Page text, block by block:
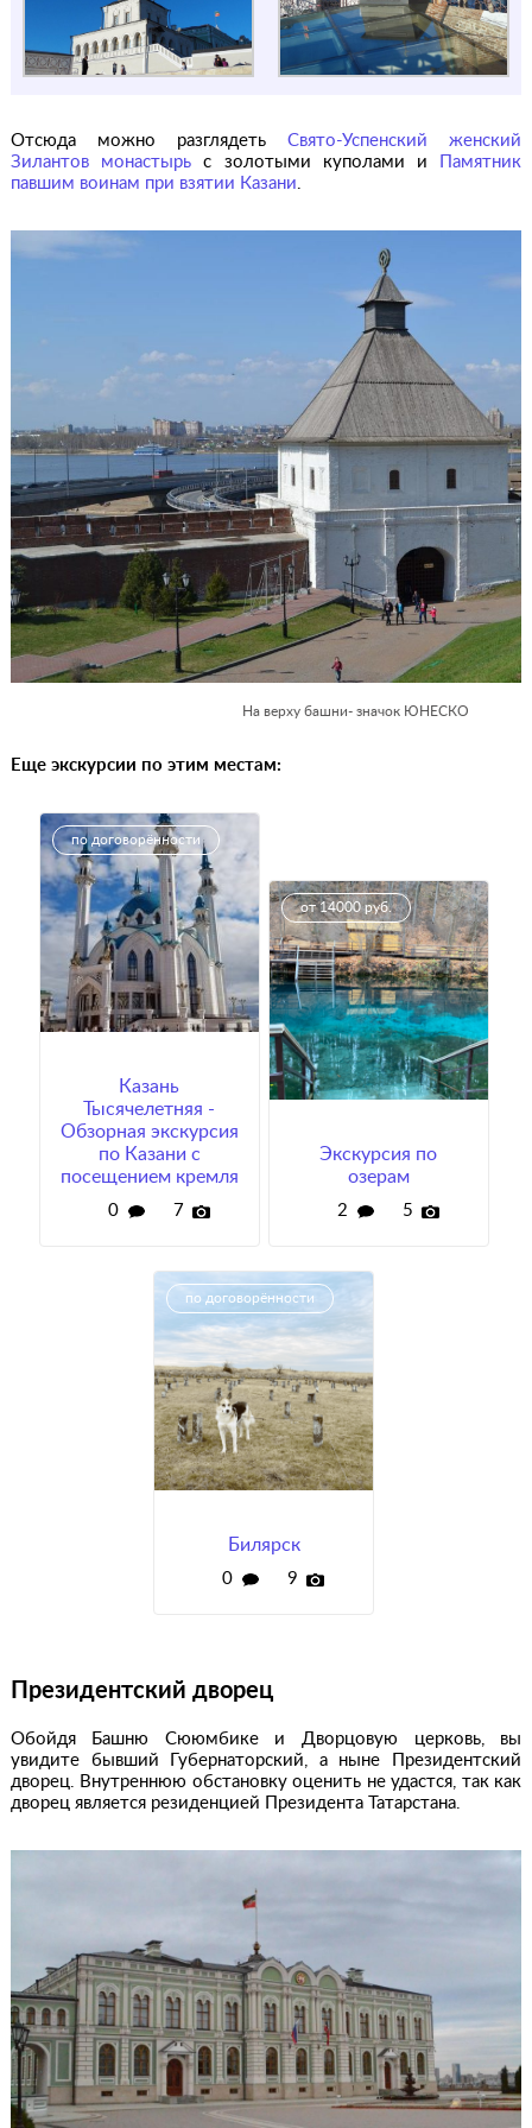
Отсюда можно разглядетьСвято-Успенский женский
Зилантов монастырь с золотыми куполами и
Памятник
павшим воинам при взятии Казани.
На верху башни- значок ЮНЕСКО
Еще экскурсии по этим местам:
Казань
Тысячелетняя -
Обзорная экскурсия
по Казани с
посещением кремля
0 7
по договорённости
Экскурсия по
озерам
2 5
от 14000 руб.
Билярск
0 9
по договорённости
Президентский дворец
Обойдя Башню Сююмбике и Дворцовую церковь, вы
увидите бывший Губернаторский, а ныне Президентский
дворец. Внутреннюю обстановку оценить не удастся, так как
дворец является резиденцией Президента Татарстана.